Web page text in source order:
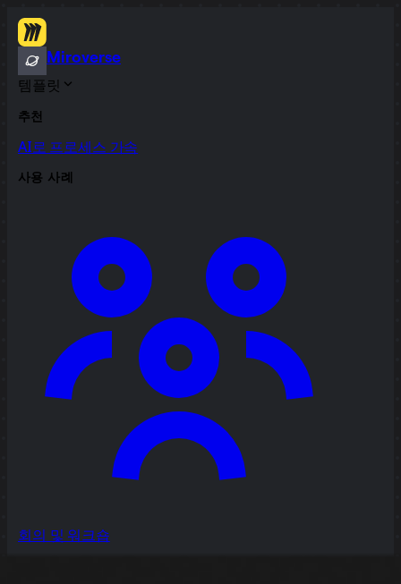
Miroverse
템플릿
추천
AI로 프로세스 가속
사용 사례
회의 및 워크숍